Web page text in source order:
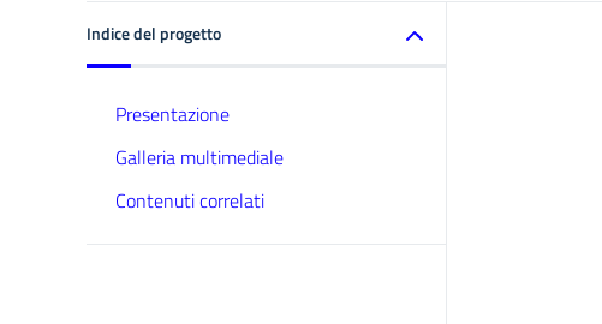
Indice del progetto
Presentazione
Galleria multimediale
Contenuti correlati